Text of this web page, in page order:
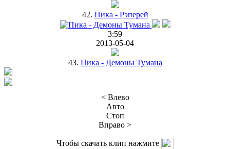
42. Пика - Рэперей
3:59
2013-05-04
43. Пика - Демоны Тумана
< Влево
Авто
Стоп
Вправо >
Чтобы скачать клип нажмите